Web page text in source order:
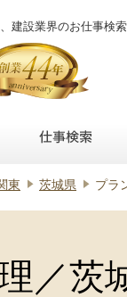
建設業界のお仕事検索
東 茨城県 プラ
／茨